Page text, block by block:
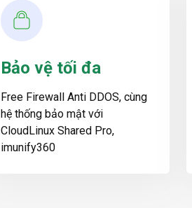
Bảo vệ tối đa
Free Firewall Anti DDOS, cùng
hệ thống bảo mật với
CloudLinux Shared Pro,
imunify360